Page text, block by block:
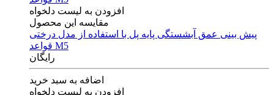
افزودن به لیست دلخواه
مقایسه این محصول
پیش بینی عمق آبشستگی پایه پل با استفاده از مدل درختی
قواعد M5
رایگان
اضافه به سبد خرید
افزودن به لیست دلخواه